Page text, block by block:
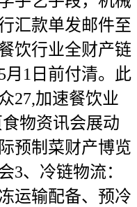
汇款单发邮件至
饮行业全财产链
月1日前付清。此
27,加速餐饮业
物资讯会展动
预制菜财产博览
3、冷链物流：
运输配备、预冷